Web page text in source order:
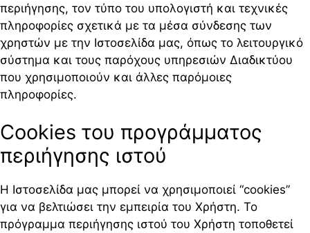
περιήγησης, τον τύπο του υπολογιστή και τεχνικές
πληροφορίες σχετικά με τα μέσα σύνδεσης των
χρηστών με την Ιστοσελίδα μας, όπως το λειτουργικό
σύστημα και τους παρόχους υπηρεσιών Διαδικτύου
που χρησιμοποιούν και άλλες παρόμοιες
πληροφορίες.
Cookies του προγράμματος
περιήγησης ιστού
Η Ιστοσελίδα μας μπορεί να χρησιμοποιεί “cookies”
για να βελτιώσει την εμπειρία του Χρήστη. Το
πρόγραμμα περιήγησης ιστού του Χρήστη τοποθετεί